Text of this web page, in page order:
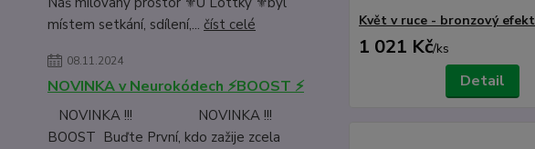
místem setkání, sdílení,... číst celé
08.11.2024
NOVINKA v Neurokódech ⚡BOOST ⚡
NOVINKA !!! NOVINKA !!!
BOOST Buďte První, kdo zažije zcela
Květ v ruce - bronzový efekt
1 021 Kč/ks
Detail